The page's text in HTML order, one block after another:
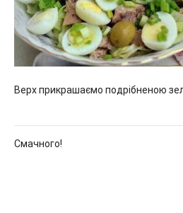
Верх прикрашаємо подрібненою
Смачного!